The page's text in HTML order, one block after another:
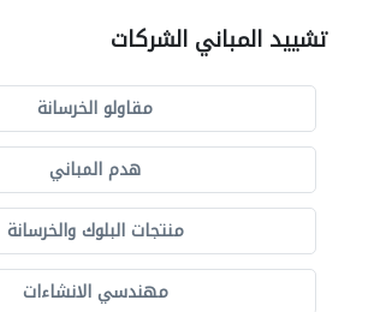
تشييد المباني الشركات
مقاولو الخرسانة
هدم المباني
منتجات البلوك والخرسانة
مهندسي الانشاءات